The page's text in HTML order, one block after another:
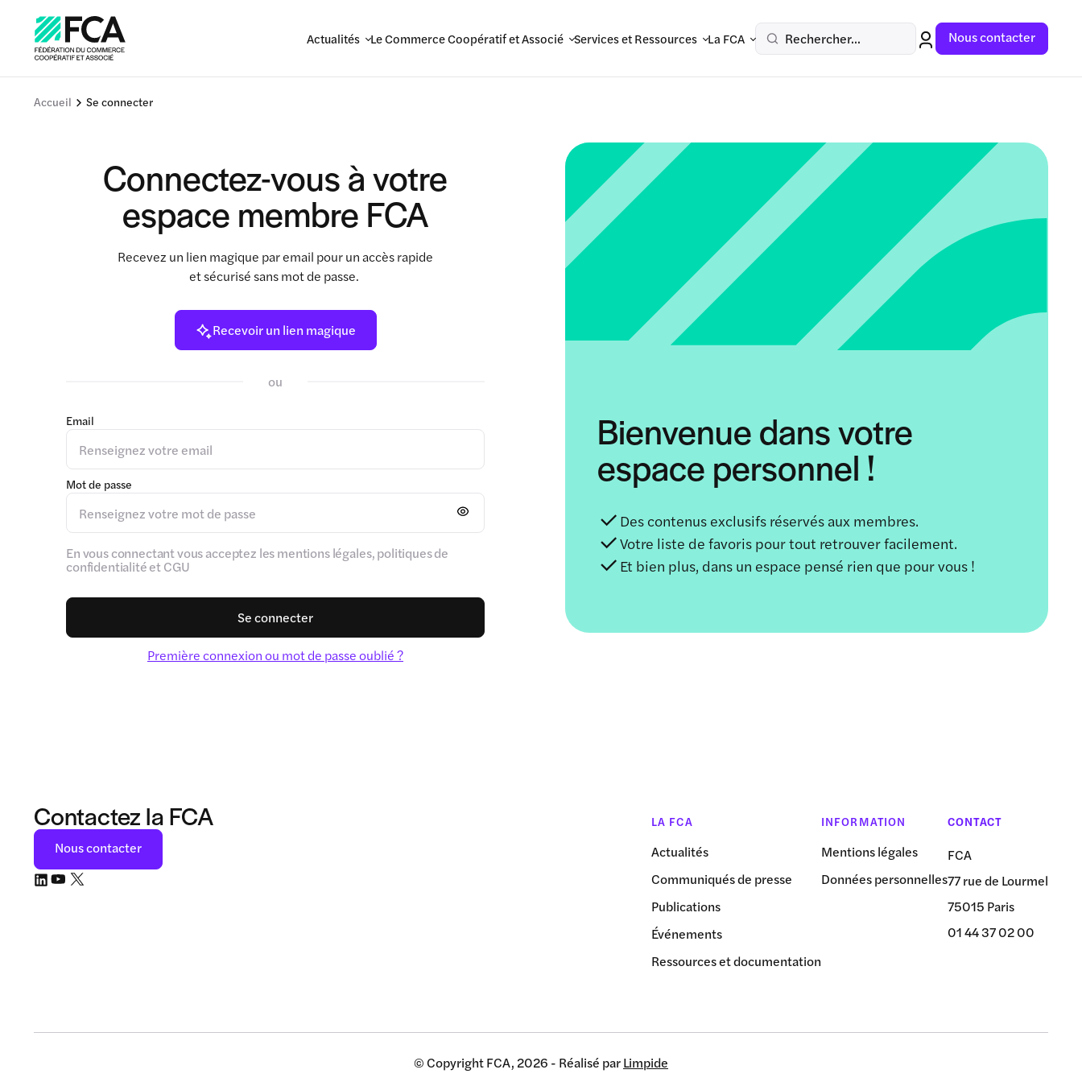
Actualités Le Commerce Coopératif et Associé Services et Ressources La FCA Rechercher... Nous contacter
Accueil Se connecter
Connectez-vous à votre
espace membre FCA
Recevez un lien magique par email pour un accès rapide
et sécurisé sans mot de passe.
Recevoir un lien magique
ou
Email
Mot de passe
En vous connectant vous acceptez les mentions légales, politiques de
confidentialité et CGU
Se connecter
Première connexion ou mot de passe oublié ?
Bienvenue dans votre
espace personnel !
Des contenus exclusifs réservés aux membres.
Votre liste de favoris pour tout retrouver facilement.
Et bien plus, dans un espace pensé rien que pour vous !
Contactez la FCA
Nous contacter
LA FCA
Actualités
Communiqués de presse
Publications
Événements
Ressources et documentation
INFORMATION
Mentions légales
Données personnelles
CONTACT
FCA
77 rue de Lourmel
75015 Paris
01 44 37 02 00
© Copyright FCA, 2026 - Réalisé parLimpide